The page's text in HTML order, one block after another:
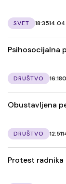
SVET 18:35
Psihosocijalna
DRUŠTVO 16:18
Obustavljena
DRUŠTVO 12:51
Protest radnika